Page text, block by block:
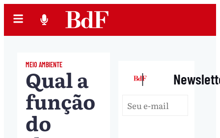
MEIO AMBIENTE
Qual a
função
do
|